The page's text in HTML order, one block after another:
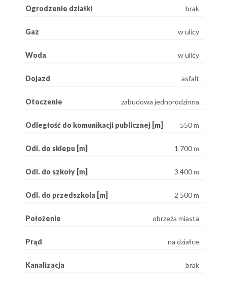
Ogrodzenie działki brak
Gaz w ulicy
Woda w ulicy
Dojazd asfalt
Otoczenie zabudowa jednorodzinna
Odległość do komunikacji publicznej [m] 550 m
Odl. do sklepu [m] 1 700 m
Odl. do szkoły [m] 3 400 m
Odl. do przedszkola [m] 2 500 m
Położenie obrzeża miasta
Prąd na działce
Kanalizacja brak